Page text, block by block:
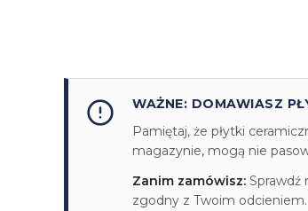
WAŻNE: DOMAWIASZ
Pamiętaj, że płytki
magazynie, mogą nie
Zanim zamówisz: Sprawdź
zgodny z Twoim odcieniem.